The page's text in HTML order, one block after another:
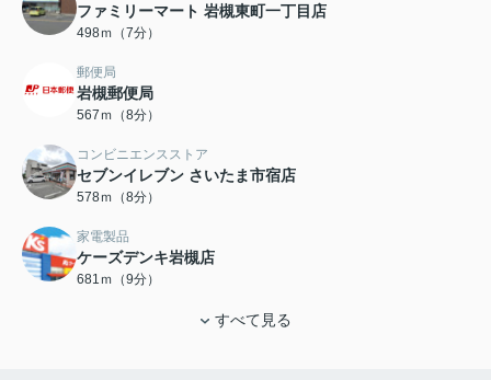
ファミリーマート 岩槻東町一丁目店
498ｍ（7分）
郵便局
岩槻郵便局
567ｍ（8分）
コンビニエンスストア
セブンイレブン さいたま市宿店
578ｍ（8分）
家電製品
ケーズデンキ岩槻店
681ｍ（9分）
すべて見る